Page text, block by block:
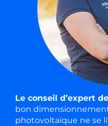
Le conseil d’expert
bon
photovoltaïque ne se